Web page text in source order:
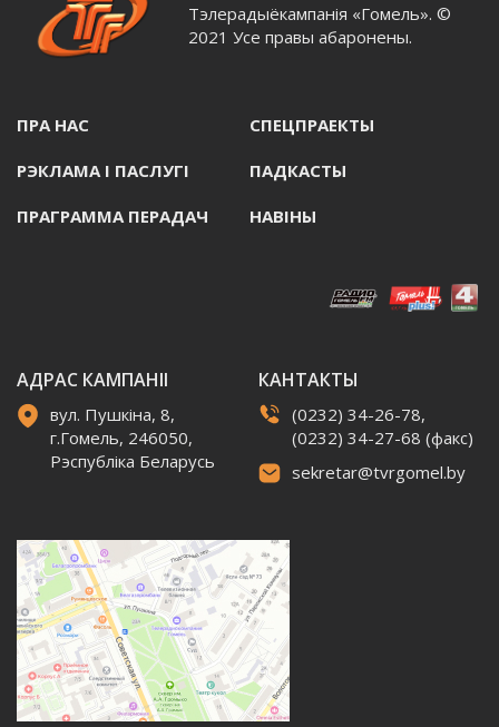
Тэлерадыёкампанія «Гомель». ©
2021 Усе правы абаронены.
ПРА НАС СПЕЦПРАЕКТЫ
РЭКЛАМА I ПАСЛУГI ПАДКАСТЫ
ПРАГРАММА ПЕРАДАЧ НАВIНЫ
АДРАС КАМПАНІІ
вул. Пушкіна, 8,
г.Гомель, 246050,
Рэспубліка Беларусь
КАНТАКТЫ
(0232) 34-26-78,
(0232) 34-27-68 (факс)
sekretar@tvrgomel.by